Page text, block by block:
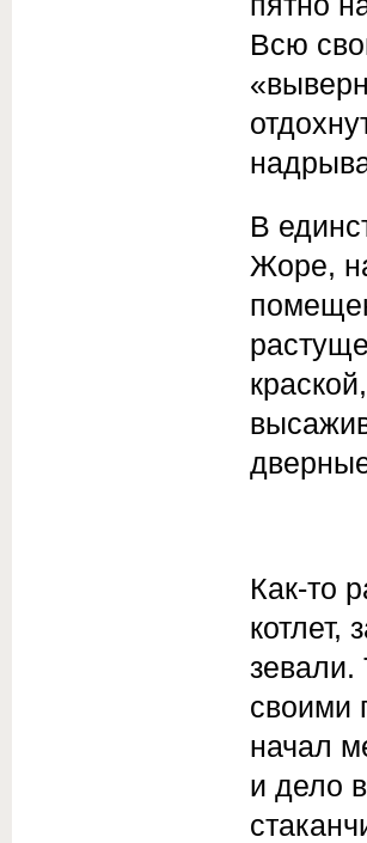
Всю
В
Жоре,
Как-то
котлет,
зевали.
своими
начал
и дело